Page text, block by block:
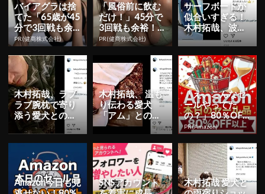
バイアグラは捨
てた「65歳が45
分で3回戦も余
裕」980円で朝
まで絶好調！
PR(健商株式会社)
「風俗前に飲む
だけ！」45分で
3回戦も余裕！9
80円で朝まで絶
好調
PR(健商株式会社)
サーフボードが
似合いすぎる！
木村拓哉、波乗
りアロハポーズ
ショット公開
木村拓哉、ラブ
ラブ腕枕で寄り
添う愛犬との３
ショット公開！
木村拓哉、 温も
り伝わる愛犬
「アム」との添
い寝ショット公
「え、こんなセ
ールやってた
の？」80％OFF
以上が続々登
場！Amazonの本
気が...
PR(Amazon)
Amazon今日も見
SNSアカウント
木村拓哉 愛犬と